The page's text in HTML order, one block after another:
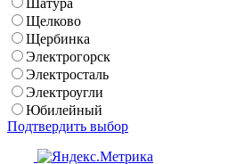
Шатура
Щелково
Щербинка
Электрогорск
Электросталь
Электроугли
Юбилейный
Подтвердить выбор